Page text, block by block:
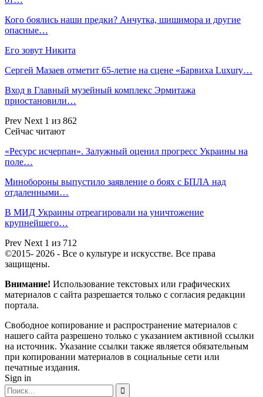
Кого боялись наши предки? Анчутка, шишимора и другие
опасные…
Его зовут Никита
Сергей Мазаев отметит 65-летие на сцене «Барвиха Luxury…
Вход в Главный музейный комплекс Эрмитажа
приостановили…
Prev Next 1 из 862
Сейчас читают
«Ресурс исчерпан». Залужный оценил прогресс Украины на
поле…
Минобороны выпустило заявление о боях с БПЛА над
отдаленными…
В МИД Украины отреагировали на уничтожение
крупнейшего…
Prev Next 1 из 712
©2015- 2026 - Все о культуре и искусстве. Все права
защищены.
Внимание! Использование текстовых или графических
материалов с сайта разрешается только c согласия редакции
портала.
Свободное копирование и распространение материалов с
нашего сайта разрешено только с указанием активной ссылки
на источник. Указание ссылки также является обязательным
при копировании материалов в социальные сети или
печатные издания.
Sign in